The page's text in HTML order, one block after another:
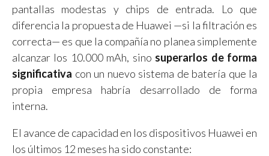
pantallas modestas y chips de entrada. Lo que
diferencia la propuesta de Huawei —si la filtración es
correcta— es que la compañía no planea simplemente
alcanzar los 10.000 mAh, sino superarlos de forma
significativa con un nuevo sistema de batería que la
propia empresa habría desarrollado de forma
interna.
El avance de capacidad en los dispositivos Huawei en
los últimos 12 meses ha sido constante: